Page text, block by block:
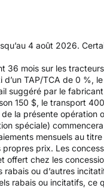
4 août 2026.
36 mois sur les
TAP/TCA de 0
suggéré par le
150 $, le transport
la présente
spéciale)
mensuels au
prix. Les
offert chez les
ou d’autres
rabais ou incitatifs, ce